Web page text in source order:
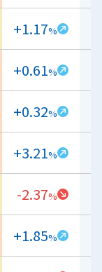
+1.17%
+0.61%
+0.32%
+3.21%
-2.37%
+1.85%